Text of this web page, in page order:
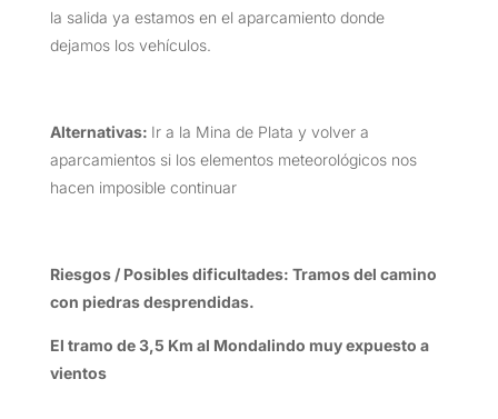
la salida ya estamos en el aparcamiento donde
dejamos los vehículos.
Alternativas: Ir a la Mina de Plata y volver a
aparcamientos si los elementos meteorológicos nos
hacen imposible continuar
Riesgos / Posibles dificultades: Tramos del camino
con piedras desprendidas.
El tramo de 3,5 Km al Mondalindo muy expuesto a
vientos